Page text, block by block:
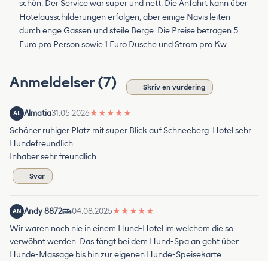
schön. Der Service war super und nett. Die Anfahrt kann über
Hotelausschilderungen erfolgen, aber einige Navis leiten
durch enge Gassen und steile Berge. Die Preise betragen 5
Euro pro Person sowie 1 Euro Dusche und Strom pro Kw.
Anmeldelser (7) Skriv en vurdering
AL Almatia31.05.2026★ ★ ★ ★ ★
Schöner ruhiger Platz mit super Blick auf Schneeberg. Hotel sehr
Hundefreundlich .
Inhaber sehr freundlich
Svar
AN Andy 8872 04.08.2025★ ★ ★ ★ ★
Wir waren noch nie in einem Hund-Hotel im welchem die so
verwöhnt werden. Das fängt bei dem Hund-Spa an geht über
Hunde-Massage bis hin zur eigenen Hunde-Speisekarte.